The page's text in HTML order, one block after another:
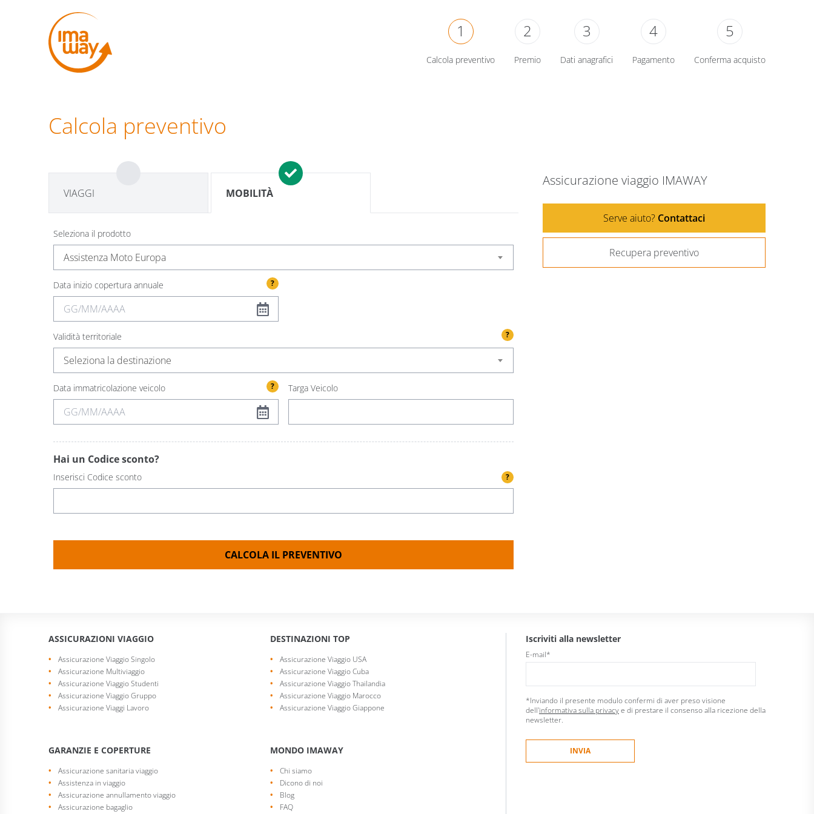
1
Calcola preventivo
2
Premio
3
Dati anagrafici
4
Pagamento
5
Conferma acquisto
Calcola preventivo
VIAGGI MOBILITÀ
Seleziona il prodotto
Assistenza Moto Europa
Data inizio copertura annuale ?
?
Validità territoriale
Seleziona la destinazione
Data immatricolazione veicolo ? Targa Veicolo
Hai un Codice sconto?
Inserisci Codice sconto ?
CALCOLA IL PREVENTIVO
Assicurazione viaggio IMAWAY
Serve aiuto? Contattaci
Recupera preventivo
ASSICURAZIONI VIAGGIO
Assicurazione Viaggio Singolo
Assicurazione Multiviaggio
Assicurazione Viaggio Studenti
Assicurazione Viaggio Gruppo
Assicurazione Viaggi Lavoro
DESTINAZIONI TOP
Assicurazione Viaggio USA
Assicurazione Viaggio Cuba
Assicurazione Viaggio Thailandia
Assicurazione Viaggio Marocco
Assicurazione Viaggio Giappone
GARANZIE E COPERTURE
Assicurazione sanitaria viaggio
Assistenza in viaggio
Assicurazione annullamento viaggio
Assicurazione bagaglio
MONDO IMAWAY
Chi siamo
Dicono di noi
Blog
FAQ
Iscriviti alla newsletter
E-mail*
*Inviando il presente modulo confermi di aver preso visione
dell'informativa sulla privacye di prestare il consenso alla ricezione della
newsletter.